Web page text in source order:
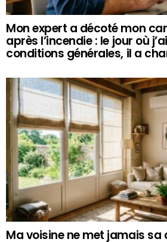
Mon expert a décoté mon
après l’incendie : le jour où
conditions générales, il a
Ma voisine ne met jamais sa